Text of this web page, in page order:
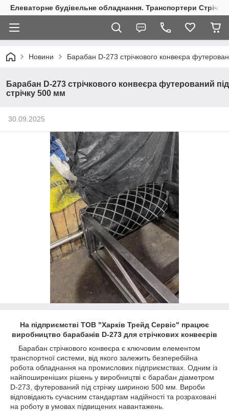
Елеваторне будівельне обладнання. Транспортери
Новини Барабан D-273 стрічкового конвеєра
Барабан D-273 стрічкового конвеєра футерований під
стрічку 500 мм
30.09.2025
На підприємстві ТОВ "Харків Трейд Сервіс" працює
виробництво барабанів D-273 для стрічкових конвеєрів
Барабан стрічкового конвеєра є ключовим елементом
транспортної системи, від якого залежить безперебійна
робота обладнання на промислових підприємствах. Одним із
найпоширеніших рішень у виробництві є барабан діаметром
D-273, футерований під стрічку шириною 500 мм. Вироби
відповідають сучасним стандартам надійності та розраховані
на роботу в умовах підвищених навантажень.